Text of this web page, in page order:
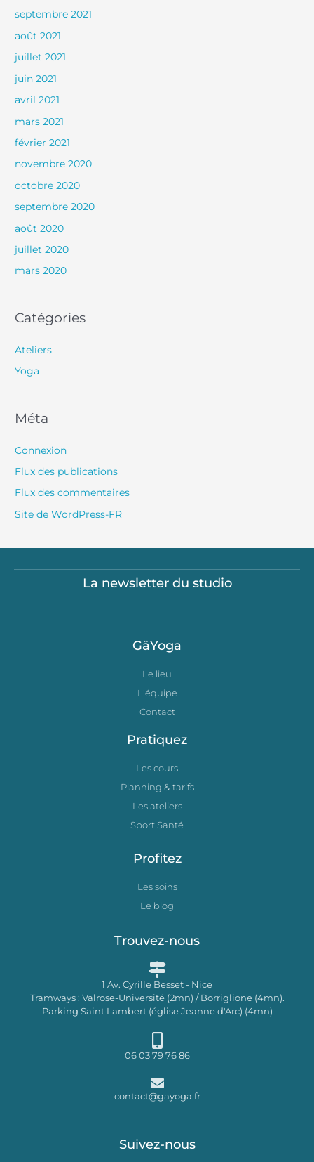
septembre 2021
août 2021
juillet 2021
juin 2021
avril 2021
mars 2021
février 2021
novembre 2020
octobre 2020
septembre 2020
août 2020
juillet 2020
mars 2020
Catégories
Ateliers
Yoga
Méta
Connexion
Flux des publications
Flux des commentaires
Site de WordPress-FR
La newsletter du studio
GäYoga
Le lieu
L'équipe
Contact
Pratiquez
Les cours
Planning & tarifs
Les ateliers
Sport Santé
Profitez
Les soins
Le blog
Trouvez-nous
1 Av. Cyrille Besset - Nice
Tramways : Valrose-Université (2mn) / Borriglione (4mn).
Parking Saint Lambert (église Jeanne d'Arc) (4mn)
06 03 79 76 86
contact@gayoga.fr
Suivez-nous